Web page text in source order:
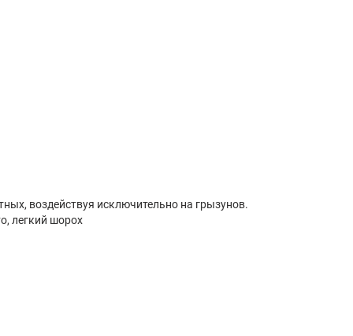
воздействуя исключительно на грызунов.
легкий шорох